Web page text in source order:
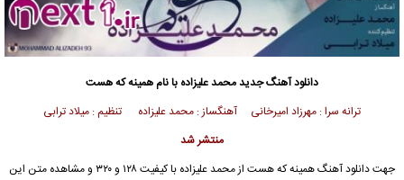
دانلود آهنگ جدیدمحمد علیزاده با نام همینه که هست
ترانه سرا : مهرزاد امیرخانی آهنگساز : محمد علیزاده تنظیم : میلاد ترابی
منتشر شد
جهت دانلود آهنگ همینه که هست ازمحمد علیزاده
با کیفیت ۱۲۸ و ۳۲۰ و مشاهده متن این